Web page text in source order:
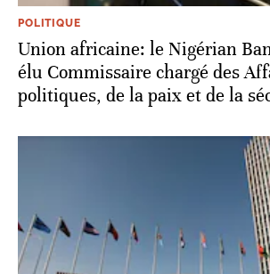
POLITIQUE
Union africaine: le Nigérian
élu Commissaire chargé des
politiques, de la paix et de la